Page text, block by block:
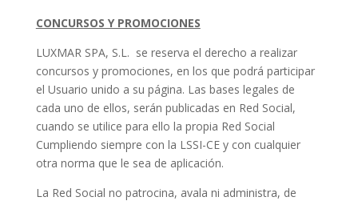
CONCURSOS Y PROMOCIONES
LUXMAR SPA, S.L. se reserva el derecho a realizar
concursos y promociones, en los que podrá participar
el Usuario unido a su página. Las bases legales de
cada uno de ellos, serán publicadas en Red Social,
cuando se utilice para ello la propia Red Social
Cumpliendo siempre con la LSSI-CE y con cualquier
otra norma que le sea de aplicación.
La Red Social no patrocina, avala ni administra, de